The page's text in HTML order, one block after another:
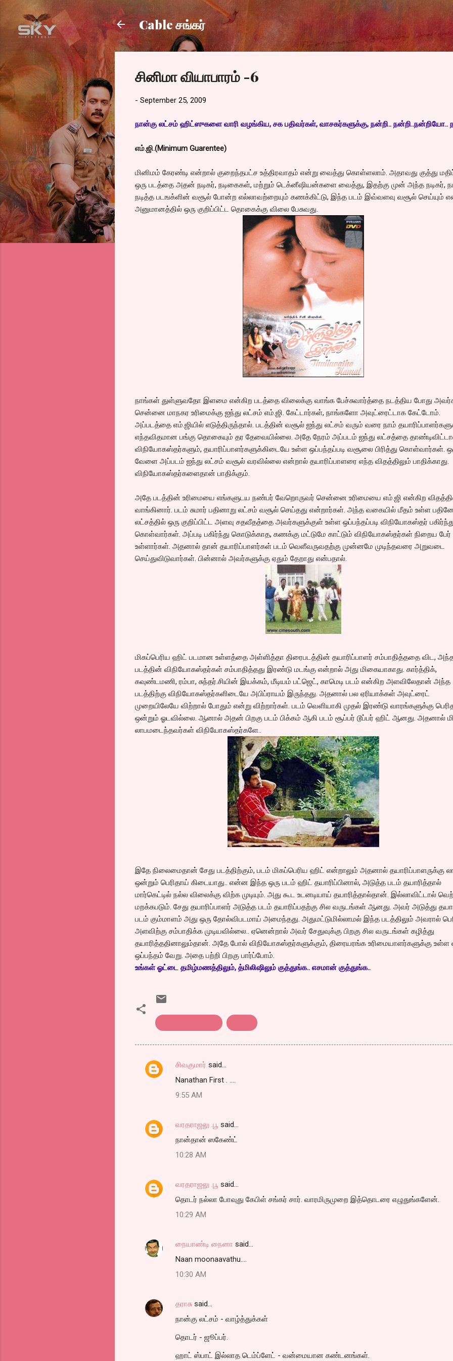
Skip to main content
Cable சங்கர்
சினிமா வியாபாரம் -6
- September 25, 2009
நான்கு லட்சம் ஹிட்ஸுகளை வாரி வழங்கிய, சக பதிவர்கள், வாசகர்களுக்கு, நன்றி.. நன்றி..நன்றியோ..
எம்.ஜி.(Minimum Guarentee)
மினிமம் கேரண்டி என்றால் குறைந்தபட்ச உத்திரவாதம் என்று வைத்து கொள்ளலாம். அதாவது குத்து
ஒரு படத்தை அதன் நடிகர், நடிகைகள், மற்றும் டெக்னீஷியன்களை வைத்து, இதற்கு முன் அந்த நடிகர்,
நடித்த படஙக்ளின் வசூல் போன்ற எல்லாவற்றையும் கணக்கிட்டு, இந்த படம் இவ்வளவு வசூல் செய்யும்
அனுமானத்தில் ஒரு குறிப்பிட்ட தொகைக்கு விலை பேசுவது.
நாங்கள் துள்ளுவதோ இளமை என்கிற படத்தை விலைக்கு வாங்க பேச்சுவார்த்தை நடத்திய போது
சென்னை மாநகர உரிமைக்கு ஐந்து லட்சம் எம்.ஜி. கேட்டார்கள், நாங்களோ அவுட்ரைட்டாக கேட்டோம்.
அப்படத்தை எம்.ஜியில் எடுத்திருந்தால். படத்தின் வசூல் ஐந்து லட்சம் வரும் வரை நாம்
எந்தவிதமான பங்கு தொகையும் தர தேவையில்லை. அதே நேரம் அப்படம் ஐந்து லட்சத்தை
விநியோகஸ்தர்களும், தயாரிப்பாளர்களுக்கிடையே உள்ள ஒப்பந்தப்படி வசூலை பிரித்து கொள்வார்கள்.
வேளை அப்படம் ஐந்து லட்சம் வசூல் வரவில்லை என்றால் தயாரிப்பாளரை எந்த விதத்திலும் பாதிக்காது.
விநியோகஸ்தர்களைதான் பாதிக்கும்.
அதே படத்தின் உரிமையை எங்களுடய நண்பர் வேறொருவர் சென்னை உரிமையை எம்.ஜி என்கிற
வாங்கினார். படம் சுமார் பதினாறு லட்சம் வசூல் செய்தது என்றார்கள். அந்த வகையில் மீதம் உள்ள
லட்சத்தில் ஒரு குறிப்பிட்ட அளவு சதவீதத்தை அவர்களுக்குள் உள்ள ஒப்பந்தப்படி விநியோகஸ்தர்
கொள்வார்கள். அப்படி பகிர்ந்து கொடுக்காத, கணக்கு மட்டுமே காட்டும் விநியோகஸ்தர்கள் நிறைய பேர்
உள்ளார்கள். அதனால் தான் தயாரிப்பாளர்கள் படம் வெளீவருவதற்கு முன்னமே முடிந்தவரை அறுவடை
செய்துவிடுவார்கள். பின்னால் அவர்களுக்கு ஏதும் தேறாது என்பதால்.
மிகப்பெரிய ஹிட் படமான உள்ளத்தை அள்ளித்தா திரைபடத்தின் தயாரிப்பாளர் சம்பாதித்ததை விட,
படத்தின் விநியோகஸ்தர்கள் சம்பாதித்தது இரண்டு மடங்கு என்றால் அது மிகையாகாது. கார்த்திக்,
கவுண்டமணி, ரம்பா, சுந்தர்.சியின் இயக்கம், மீடியம் பட்ஜெட், காமெடி படம் என்கிற அளவிலேதான் அந்த
படத்திற்கு விநியோகஸ்தர்களிடையே அபிப்ராயம் இருந்தது. அதனால் பல ஏரியாக்கள் அவுட்ரைட்
முறையிலேயே விற்றால் போதும் என்று விற்றார்கள். படம் வெளியாகி முதல் இரண்டு வாரங்களுக்கு
ஒன்றும் ஓடவில்லை. ஆனால் அதன் பிறகு படம் பிக்கம் ஆகி படம் சூப்பர் டூப்பர் ஹிட் ஆனது. அதனால்
லாபமடைந்தவர்கள் விநியோகஸ்தர்களே..
இதே நிலைமைதான் சேது படத்திற்கும், படம் மிகப்பெரிய ஹிட் என்றாலும் அதனால் தயாரிப்பாளருக்கு
ஒன்றும் பெரிதாய் கிடையாது.. என்ன இந்த ஒரு படம் ஹிட் தயாரிப்பினால், அடுத்த படம் தயாரித்தால்
மார்கெட்டில் நல்ல விலைக்கு விற்க முடியும். அது கூட உடனடியாய் தயாரித்தால்தான். இல்லாவிட்டால்
மறக்கபடும். சேது தயாரிப்பாளர் அடுத்த படம் தயாரிப்பதற்கு சில வருடங்கள் ஆனது. அவர் அடுத்து
படம் கும்மாளம் அது ஒரு தோல்விபடமாய் அமைந்தது. அதுமட்டுமில்லாமல் இந்த படத்திலும் அவரால்
அளவிற்கு சம்பாதிக்க முடியவில்லை.. ஏனென்றால் அவர் சேதுவுக்கு பிறகு சில வருடங்கள் கழித்து
தயாரித்ததினாலும்தான். அதே போல் விநியோகஸ்தர்களுக்கும், திரையரங்க உரிமையாளர்களுக்கு உள்ள
ஒப்பந்தம் வேறு. அதை பற்றி பிறகு பார்ப்போம்.
உங்கள் ஓட்டை தமிழ்மணத்திலும், த்மிலிஷிலும் குத்துங்க.. எசமான் குத்துங்க..
C
e
சிவகுமார் said…
Nanathan First . ....
9:55 AM
வரதராஜலு .பூ said…
நான்தான் ஸகேண்ட்
10:28 AM
வரதராஜலு .பூ said…
தொடர் நல்லா போவுது கேபிள் சங்கர் சார். வாரமிருமுறை இத்தொடரை எழுதுங்களேன்.
10:29 AM
நையாண்டி நைனா said…
Naan moonaavathu....
10:30 AM
தராசு said…
நான்கு லட்சம் - வாழ்த்துக்கள்
தொடர் - ஜூப்பர்.
ஹாட் ஸ்பாட் இல்லாத டெம்ப்ளேட் - வன்மையான கண்டனங்கள்.